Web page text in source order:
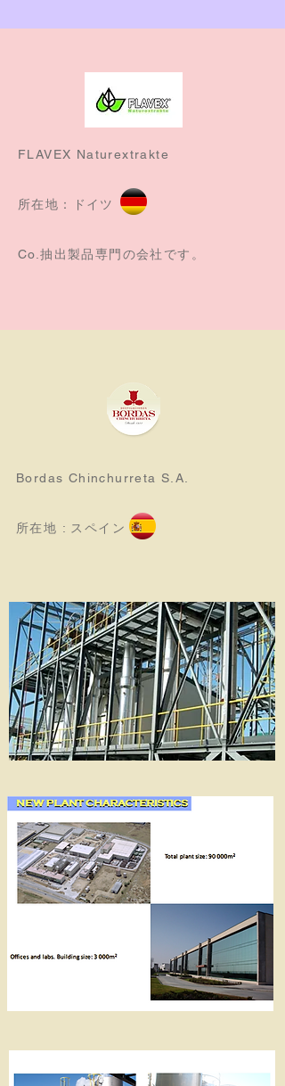
FLAVEX Naturextrakte
所在地：ドイツ
Co.抽出製品専門の会社です。
Bordas Chinchurreta S.A.
所在地 : スペイン